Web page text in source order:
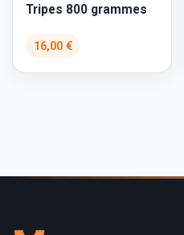
Tripes 800 grammes
16,00 €